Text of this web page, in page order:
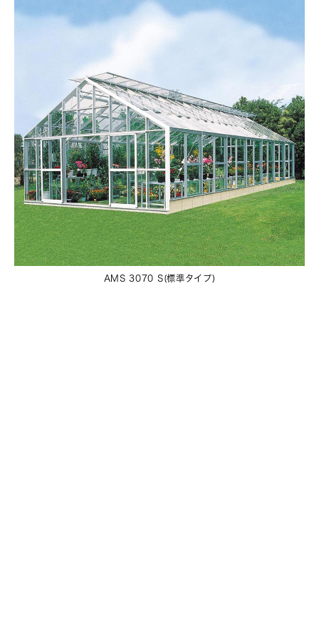
AMS 3070 S(標準タイプ)